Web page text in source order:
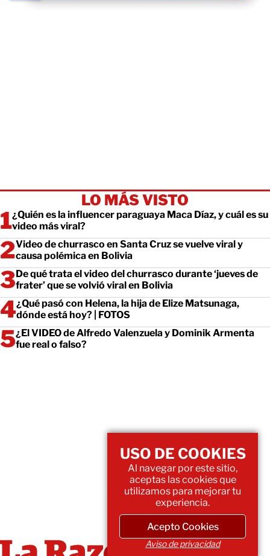
LO MÁS VISTO
¿Quién es la influencer paraguaya Maca Díaz, y cuál es su
video más viral?
Video de churrasco en Santa Cruz se vuelve viral y
causa polémica en Bolivia
De qué trata el video del churrasco durante ‘jueves de
frater’ que se volvió viral en Bolivia
¿Qué pasó con Helena, la hija de Elize Matsunaga,
dónde está hoy? | FOTOS
¿El VIDEO de Alfredo Valenzuela y Dominik Armenta
fue real o falso?
USO DE COOKIES
Al navegar por este sitio,
aceptas las cookies que
utilizamos para mejorar tu
experiencia.
Acepto Cookies
Aviso de privacidad